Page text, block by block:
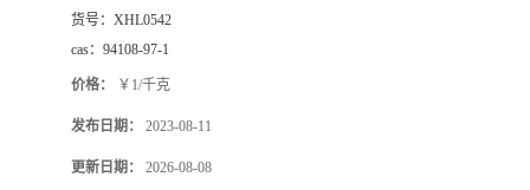
货号： XHL0542
cas： 94108-97-1
价格： ￥1/千克
发布日期： 2023-08-11
更新日期： 2026-08-08